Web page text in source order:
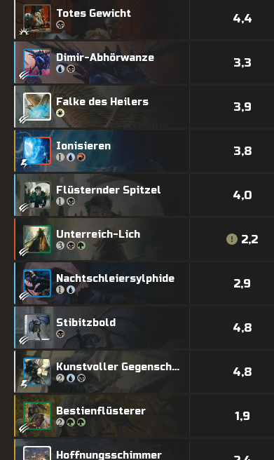
Totes Gewicht 4,4
Dimir-Abhörwanze 3,3
Falke des Heilers 3,9
Ionisieren 3,8
Flüsternder Spitzel 4,0
Unterreich-Lich 2,2
Nachtschleiersylphide 2,9
Stibitzbold 4,8
Kunstvoller Gegenschlag 4,8
Bestienflüsterer 1,9
Hoffnungsschimmer